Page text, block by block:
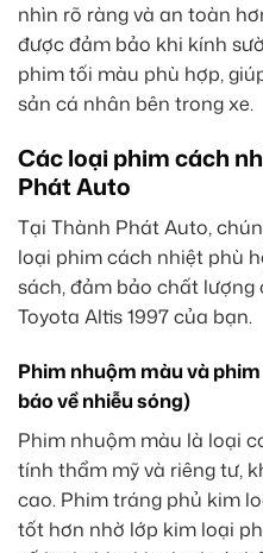
nhìn rõ ràng và an toàn
được đảm bảo khi kính
phim tối màu phù hợp,
sản cá nhân bên trong xe.
Các loại phim cách
Phát Auto
Tại Thành Phát Auto,
loại phim cách nhiệt phù
sách, đảm bảo chất
Toyota Altis 1997 của bạn.
Phim nhuộm màu và
báo về nhiễu sóng)
Phim nhuộm màu là loại
tính thẩm mỹ và riêng tư,
cao. Phim tráng phủ kim
tốt hơn nhờ lớp kim loại